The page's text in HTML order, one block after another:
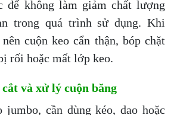
để không làm giảm chất lượng
trong quá trình sử dụng. Khi
cuộn keo cẩn thận, bóp chặt
rối hoặc mất lớp keo.
và xử lý cuộn băng
jumbo, cần dùng kéo, dao hoặc